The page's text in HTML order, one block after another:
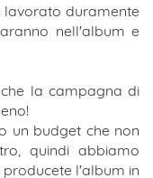
lavorato duramente
nell'album e
la campagna di
un budget che non
quindi abbiamo
l'album in